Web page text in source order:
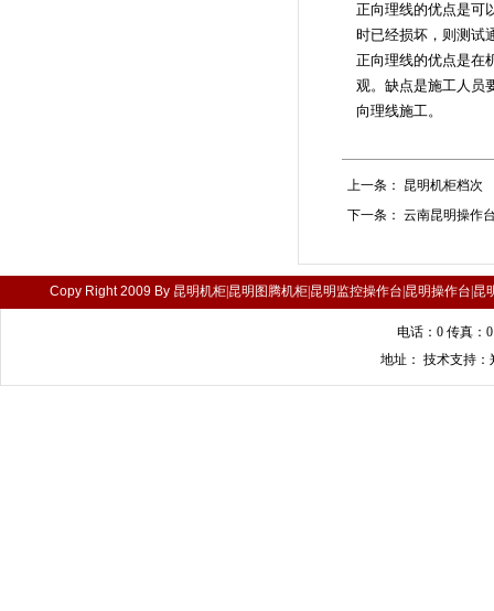
正向理线的优点是可
时已经损坏，则测试
正向理线的优点是在
观。缺点是施工人员
向理线施工。
上一条： 昆明机柜档次
下一条： 云南昆明操作
Copy Right 2009 By 昆明机柜|昆明图腾机柜|昆明监控操作台|昆明操作台|
电话：0 传真：
地址： 技术支持：